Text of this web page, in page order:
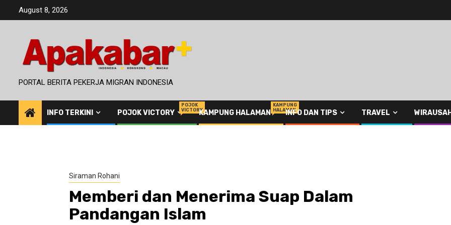
August 8, 2026
PORTAL BERITA PEKERJA MIGRAN INDONESIA
INFO TERKINI POJOK VICTORY
POJOK
VICTORYKAMPUNG HALAMAN
KAMPUNG
HALAMANINFO DAN TIPS TRAVEL
Siraman Rohani
Memberi dan Menerima Suap Dalam
Pandangan Islam